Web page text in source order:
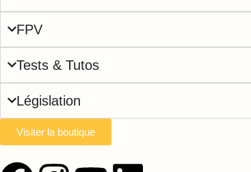
FPV
Tests & Tutos
Législation
Visiter la boutique